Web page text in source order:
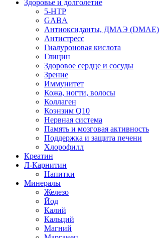
Здоровье и долголетие
5-HTP
GABA
Антиоксиданты, ДМАЭ (DMAE)
Антистресс
Гиалуроновая кислота
Глицин
Здоровое сердце и сосуды
Зрение
Иммунитет
Кожа, ногти, волосы
Коллаген
Коэнзим Q10
Нервная система
Память и мозговая активность
Поддержка и защита печени
Хлорофилл
Креатин
Л-Карнитин
Напитки
Минералы
Железо
Йод
Калий
Кальций
Магний